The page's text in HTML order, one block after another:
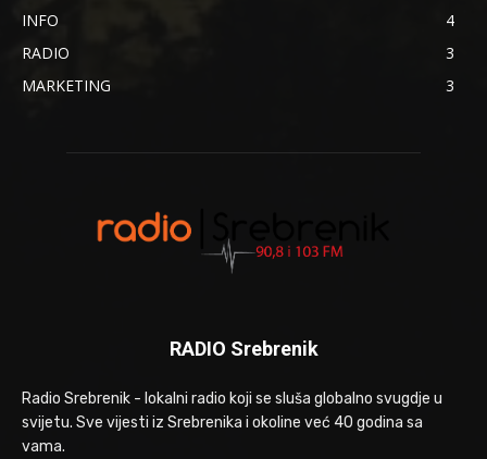
INFO
4
RADIO
3
MARKETING
3
RADIO Srebrenik
Radio Srebrenik - lokalni radio koji se sluša globalno svugdje u
svijetu. Sve vijesti iz Srebrenika i okoline već 40 godina sa
vama.